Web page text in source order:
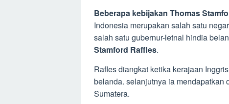
Beberapa kebijakan Thomas
Indonesia merupakan salah satu
salah satu gubernur-letnal hindia
Stamford Raffles.
Rafles diangkat ketika kerajaan
belanda. selanjutnya ia mendapatkan
Sumatera.